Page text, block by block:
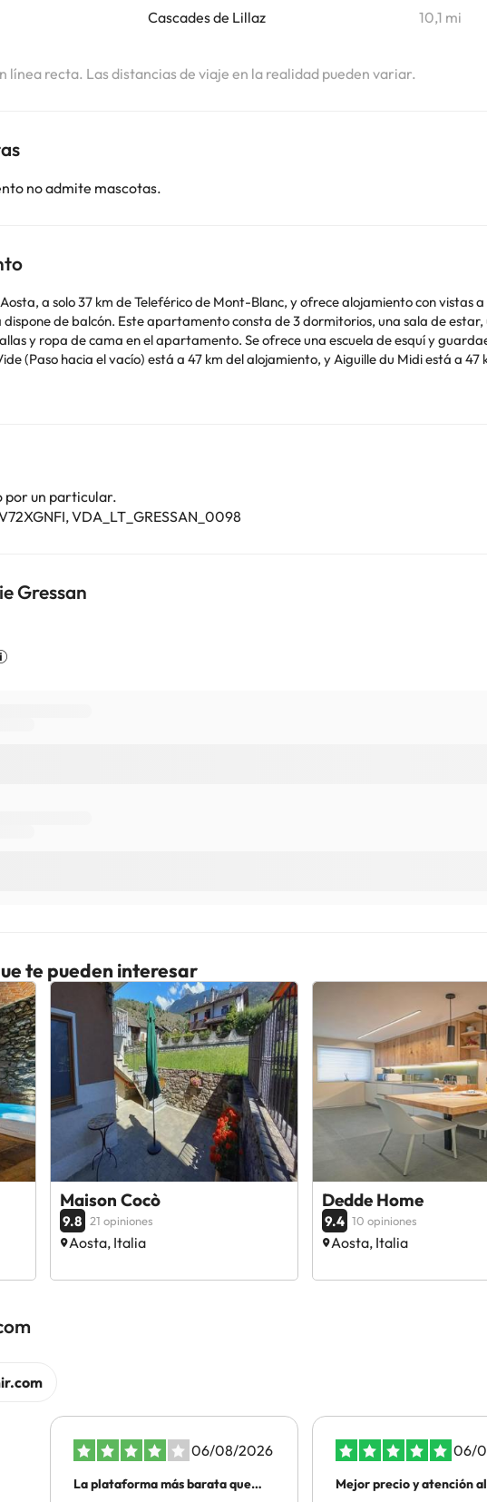
Cascades de Lillaz 10,1 mi
línea recta. Las distancias de viaje en la realidad pueden variar.
no admite mascotas.
a solo 37 km de Teleférico de Mont-Blanc, y ofrece alojamiento con
una cocina totalmente equipada con nevera y cafetera,
una escuela de esquí y guardaesquíes en el apartamento, y en los alrededores se
Pas dans la Vide (Paso hacia el vacío) está a 47 km del alojamiento, y Aiguille du Midi está a 47
tienes dudas, contáctanos.
por un particular.
VDA_LT_GRESSAN_0098
Gressan
te pueden interesar
Maison Cocò
9.8 21 opiniones
Aosta, Italia
Dedde Home
9.4 10 opiniones
Aosta, Italia
06/08/2026
La plataforma más barata que
06/
Mejor precio y atención